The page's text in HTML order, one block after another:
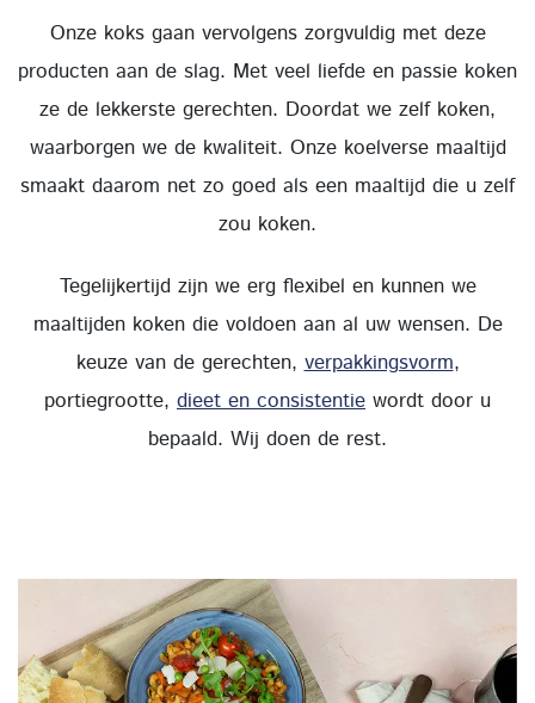
Onze koks gaan vervolgens zorgvuldig met deze
producten aan de slag. Met veel liefde en passie koken
ze de lekkerste gerechten. Doordat we zelf koken,
waarborgen we de kwaliteit. Onze koelverse maaltijd
smaakt daarom net zo goed als een maaltijd die u zelf
zou koken.
Tegelijkertijd zijn we erg flexibel en kunnen we
maaltijden koken die voldoen aan al uw wensen. De
keuze van de gerechten,verpakkingsvorm,
portiegrootte, dieet en consistentie wordt door u
bepaald. Wij doen de rest.